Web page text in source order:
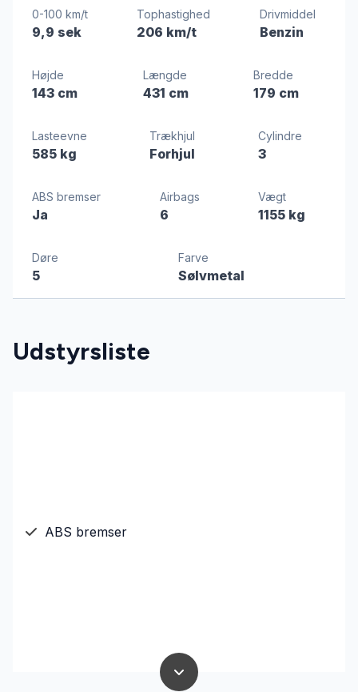
0-100 km/t
9,9 sek
Tophastighed
206 km/t
Drivmiddel
Benzin
Højde
143 cm
Længde
431 cm
Bredde
179 cm
Lasteevne
585 kg
Trækhjul
Forhjul
Cylindre
3
ABS bremser
Ja
Airbags
6
Vægt
1155 kg
Døre
5
Farve
Sølvmetal
Udstyrsliste
ABS bremser